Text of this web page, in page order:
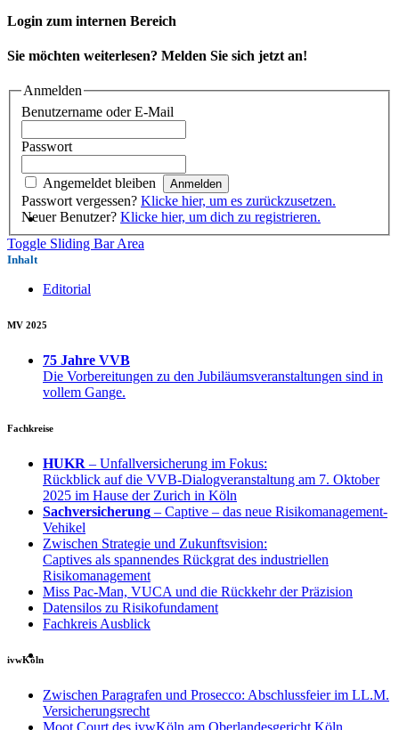
Login zum internen Bereich
Sie möchten weiterlesen? Melden Sie sich jetzt an!
Anmelden
Benutzername oder E-Mail
Passwort
Angemeldet bleiben
Passwort vergessen? Klicke hier, um es zurückzusetzen.
Neuer Benutzer? Klicke hier, um dich zu registrieren.
Toggle Sliding Bar Area
Inhalt
Editorial
MV 2025
75 Jahre VVB
Die Vorbereitungen zu den Jubiläumsveranstaltungen sind in
vollem Gange.
Fachkreise
HUKR – Unfallversicherung im Fokus:
Rückblick auf die VVB-Dialogveranstaltung am 7. Oktober
2025 im Hause der Zurich in Köln
Sachversicherung – Captive – das neue Risikomanagement-
Vehikel
Zwischen Strategie und Zukunftsvision:
Captives als spannendes Rückgrat des industriellen
Risikomanagement
Miss Pac-Man, VUCA und die Rückkehr der Präzision
Datensilos zu Risikofundament
Fachkreis Ausblick
ivwKöln
Zwischen Paragrafen und Prosecco: Abschlussfeier im LL.M.
Versicherungsrecht